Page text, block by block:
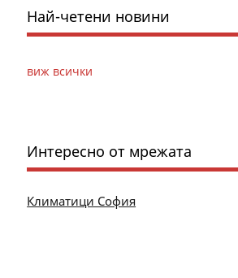
Най-четени новини
виж всички
Интересно от мрежата
Климатици София